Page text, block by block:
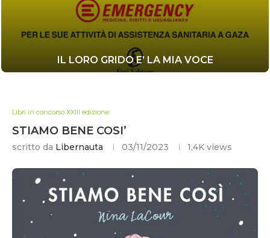
IL LORO GRIDO E’ LA MIA VOCE
Libri in concorso XXIII edizione
STIAMO BENE COSI’
scritto da Libernauta 03/11/2023 1,4K views